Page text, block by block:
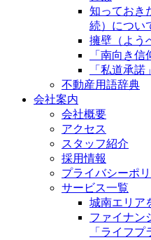
知っておき
続）につい
擁壁（よう
「南向き信
「私道承
不動産用語辞典
会社案内
会社概要
アクセス
スタッフ紹介
採用情報
プライバシーポ
サービス一覧
城南エリア
ファイナン
「ライフプ